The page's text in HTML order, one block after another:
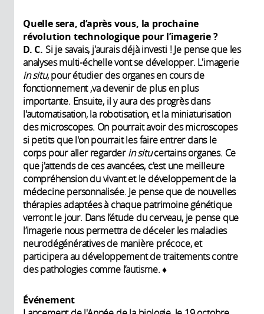
Quelle sera, d’après vous, la prochaine
révolution technologique pour l’imagerie ?
D. C. Si je savais, j'aurais déjà investi ! Je pense que les
analyses multi-échelle vont se développer. L'imagerie
in situ, pour étudier des organes en cours de
fonctionnement ,va devenir de plus en plus
importante. Ensuite, il y aura des progrès dans
l'automatisation, la robotisation, et la miniaturisation
des microscopes. On pourrait avoir des microscopes
si petits que l'on pourrait les faire entrer dans le
corps pour aller regarderin situcertains organes. Ce
que j'attends de ces avancées, c'est une meilleure
compréhension du vivant et le développement de la
médecine personnalisée. Je pense que de nouvelles
thérapies adaptées à chaque patrimoine génétique
verront le jour. Dans l’étude du cerveau, je pense que
l’imagerie nous permettra de déceler les maladies
neurodégénératives de manière précoce, et
participera au développement de traitements contre
des pathologies comme l’autisme. ♦
Événement